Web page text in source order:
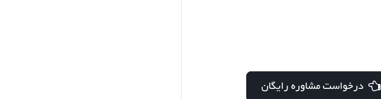
درخواست مشاوره رایگان